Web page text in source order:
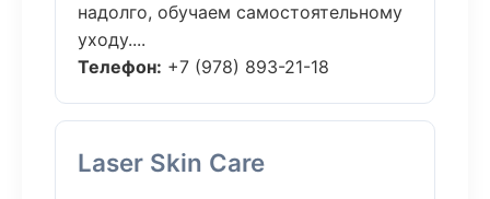
надолго, обучаем самостоятельному
уходу....
Телефон: +7 (978) 893-21-18
Laser Skin Care